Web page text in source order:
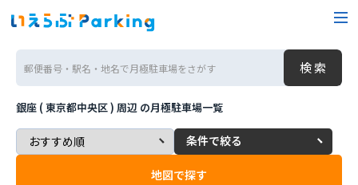
銀座 ( 東京都中央区 ) 周辺 の月極駐車場一覧
条件で絞る
地図で探す